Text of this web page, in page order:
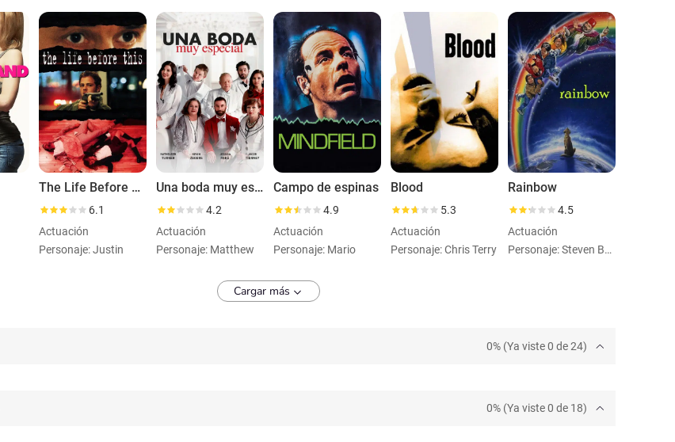
The Life Before This
6.1
Actuación
Personaje: Justin
Una boda muy especial
4.2
Actuación
Personaje: Matthew
Campo de espinas
4.9
Actuación
Personaje: Mario
Blood
5.3
Actuación
Personaje: Chris Terry
Rainbow
4.5
Actuación
Personaje: Steven Bailey
Cargar más
0% (Ya viste 0 de 24)
0% (Ya viste 0 de 18)